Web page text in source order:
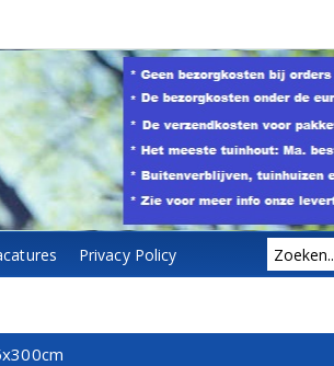
Privacy Policy